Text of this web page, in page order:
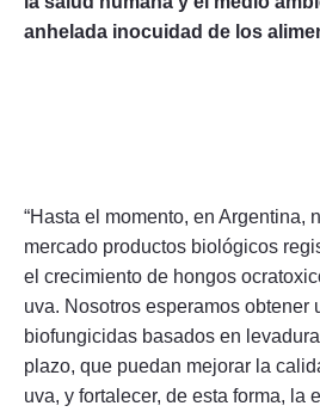
anhelada inocuidad de los
“Hasta el momento, en Argentina,
mercado productos biológicos
el crecimiento de hongos
uva. Nosotros esperamos obtener
biofungicidas basados en
plazo, que puedan mejorar la
uva, y fortalecer, de esta forma, la